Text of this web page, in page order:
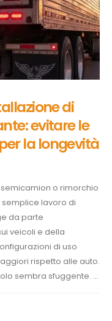
di
evitare le
la longevità
o rimorchio
lavoro di
da parte
veicoli e della
di uso
rispetto alle auto.
sembra sfuggente. ...